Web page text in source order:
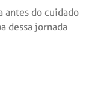
antes do cuidado
dessa jornada